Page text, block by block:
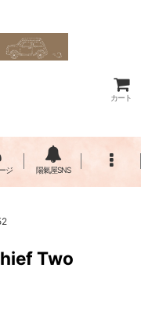
カート
ジ 陽氣屋SNS
Two